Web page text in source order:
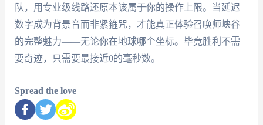
队，用专业级线路还原本该属于你的操作上限。当延迟
数字成为背景音而非紧箍咒，才能真正体验召唤师峡谷
的完整魅力——无论你在地球哪个坐标。毕竟胜利不需
要奇迹，只需要最接近0的毫秒数。
Spread the love